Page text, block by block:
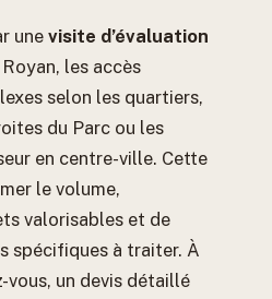
unevisite d’évaluation
les accès
selon les quartiers,
du Parc ou les
en centre-ville. Cette
le volume,
valorisables et de
spécifiques à traiter. À
vous, un devis détaillé